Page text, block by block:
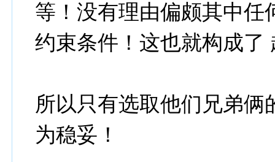
等！没有理由偏颇其中任
约束条件！这也就构成了
所以只有选取他们兄弟
为稳妥！